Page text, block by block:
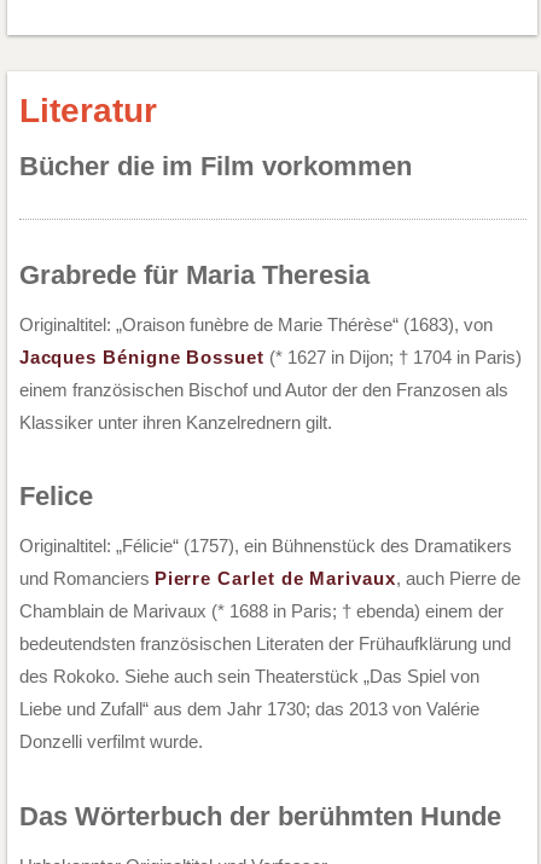
Literatur
Bücher die im Film vorkommen
Grabrede für Maria Theresia
Originaltitel: „Oraison funèbre de Marie Thérèse“ (1683), von
Jacques Bénigne Bossuet (* 1627 in Dijon; † 1704 in Paris)
einem französischen Bischof und Autor der den Franzosen als
Klassiker unter ihren Kanzelrednern gilt.
Felice
Originaltitel: „Félicie“ (1757), ein Bühnenstück des Dramatikers
und Romanciers Pierre Carlet de Marivaux, auch Pierre de
Chamblain de Marivaux (* 1688 in Paris; † ebenda) einem der
bedeutendsten französischen Literaten der Frühaufklärung und
des Rokoko. Siehe auch sein Theaterstück „Das Spiel von
Liebe und Zufall“ aus dem Jahr 1730; das 2013 von Valérie
Donzelli verfilmt wurde.
Das Wörterbuch der berühmten Hunde